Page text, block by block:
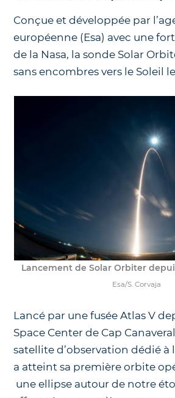
Conçue et développée par
européenne (Esa) avec une
de la Nasa, la sonde Solar
sans encombres vers le Soleil
Lancement de Solar Orbiter
Esa/S. Corvaja
Lancé par une fusée Atlas V
Space Center de Cap
satellite d’observation dédié à
a atteint sa première orbite
une ellipse autour de notre